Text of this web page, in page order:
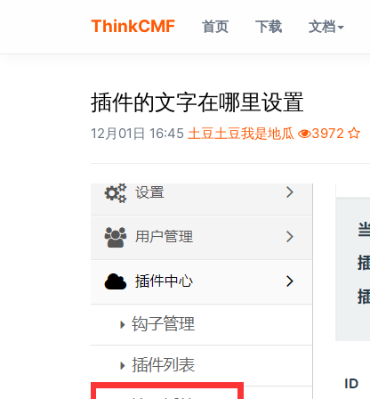
ThinkCMF 首页 下载 文档
插件的文字在哪里设置
12月01日 16:45 土豆土豆我是地瓜 3972